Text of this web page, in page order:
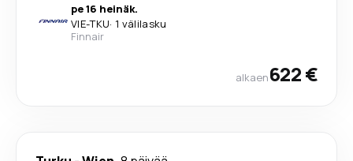
pe 16 heinäk.
VIE-TKU· 1 välilasku
Finnair
alkaen622 €